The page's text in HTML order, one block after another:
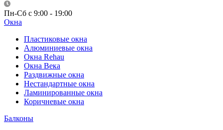
Пн-Сб с 9:00 - 19:00
Окна
Пластиковые окна
Алюминиевые окна
Окна Rehau
Окна Века
Раздвижные окна
Нестандартные окна
Ламинированные окна
Коричневые окна
Балконы